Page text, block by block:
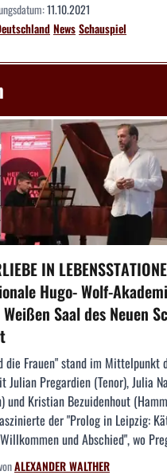
11.10.2021
NewsSchauspiel
IN
Hugo- Wolf-
Saal des Neuen
die Frauen" stand im Mittelpunkt
Julian Pregardien (Tenor), Julia
und Kristian Bezuidenhout
der "Prolog in Leipzig:
und Abschied", wo
ALEXANDER WALTHER